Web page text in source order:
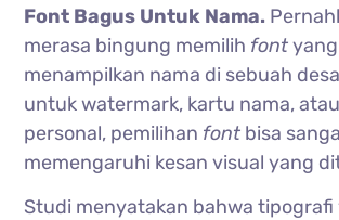
Font Bagus Untuk Nama.
merasa bingung memilih font
menampilkan nama di sebuah
untuk watermark, kartu nama,
personal, pemilihan font bisa
memengaruhi kesan visual yang
Studi menyatakan bahwa tipografi